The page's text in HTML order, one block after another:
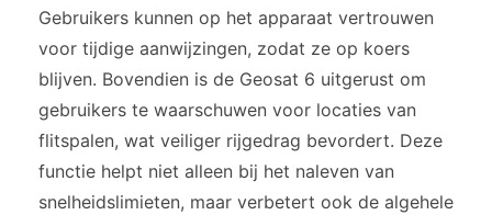
Gebruikers kunnen op het apparaat vertrouwen
voor tijdige aanwijzingen, zodat ze op koers
blijven. Bovendien is de Geosat 6 uitgerust om
gebruikers te waarschuwen voor locaties van
flitspalen, wat veiliger rijgedrag bevordert. Deze
functie helpt niet alleen bij het naleven van
snelheidslimieten, maar verbetert ook de algehele